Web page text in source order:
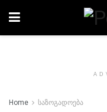
Home საზოგადოება